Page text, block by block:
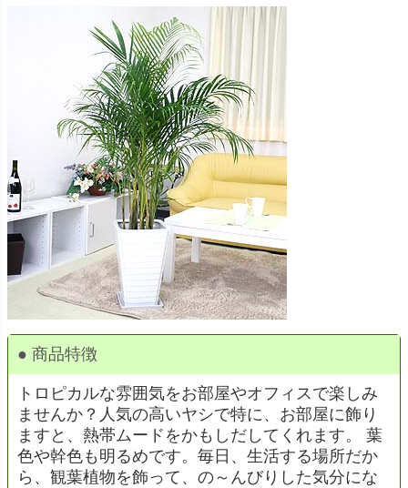
● 商品特徴
トロピカルな雰囲気をお部屋やオフィスで楽しみ
ませんか？人気の高いヤシで特に、お部屋に飾り
ますと、熱帯ムードをかもしだしてくれます。 葉
色や幹色も明るめです。毎日、生活する場所だか
ら、観葉植物を飾って、の～んびりした気分にな